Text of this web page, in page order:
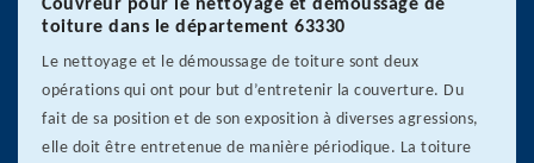
Couvreur pour le nettoyage et démoussage de
toiture dans le département 63330
Le nettoyage et le démoussage de toiture sont deux
opérations qui ont pour but d’entretenir la couverture. Du
fait de sa position et de son exposition à diverses agressions,
elle doit être entretenue de manière périodique. La toiture